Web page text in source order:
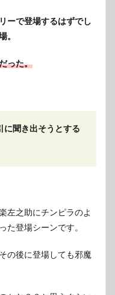
ーで登場するはずでし
。
った。
に聞き出そうとする
左之助にチンピラのよ
た登場シーンです。
の後に登場しても邪魔